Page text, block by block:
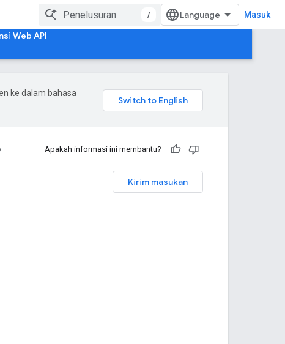
/ Masuk
Web API
ke dalam bahasa
Apakah informasi ini membantu?
Kirim masukan